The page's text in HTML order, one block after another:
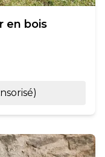
en bois